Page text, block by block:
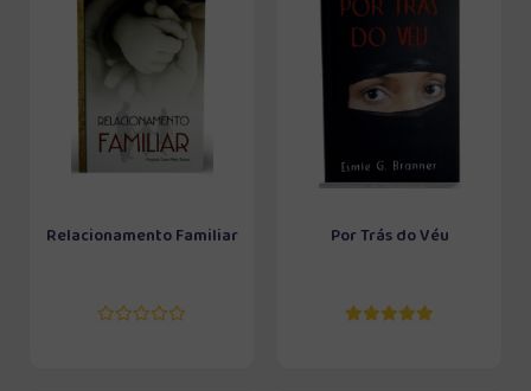
Relacionamento Familiar Por Trás do Véu